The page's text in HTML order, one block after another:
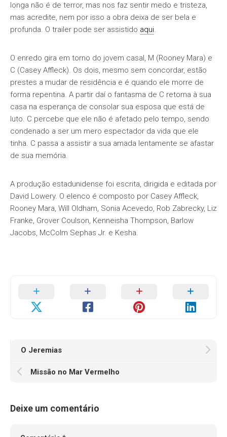
longa não é de terror, mas nos faz sentir medo e tristeza,
mas acredite, nem por isso a obra deixa de ser bela e
profunda. O trailer pode ser assistido aqui.
O enredo gira em torno do jovem casal, M (Rooney Mara) e
C (Casey Affleck). Os dois, mesmo sem concordar, estão
prestes a mudar de residência e é quando ele morre de
forma repentina. A partir daí o fantasma de C retorna à sua
casa na esperança de consolar sua esposa que está de
luto. C percebe que ele não é afetado pelo tempo, sendo
condenado a ser um mero espectador da vida que ele
tinha. C passa a assistir a sua amada lentamente se afastar
de sua memória.
A produção estadunidense foi escrita, dirigida e editada por
David Lowery. O elenco é composto por Casey Affleck,
Rooney Mara, Will Oldham, Sonia Acevedo, Rob Zabrecky, Liz
Franke, Grover Coulson, Kenneisha Thompson, Barlow
Jacobs, McColm Sephas Jr. e Kesha.
O Jeremias
Missão no Mar Vermelho
Deixe um comentário